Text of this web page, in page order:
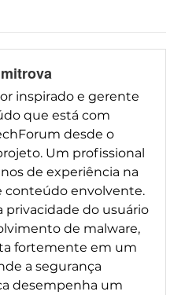
inspirado e gerente
que está com
desde o
Um profissional
de experiência na
conteúdo envolvente.
privacidade do usuário
de malware,
fortemente em um
a segurança
desempenha um